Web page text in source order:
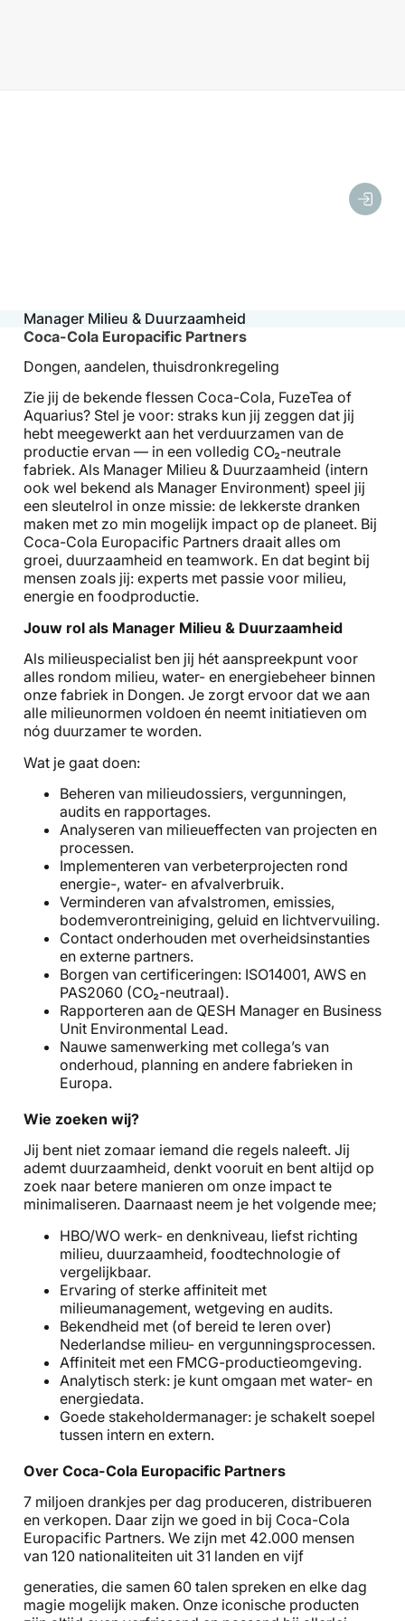
Manager Milieu & Duurzaamheid
Coca-Cola Europacific Partners
Dongen, aandelen, thuisdronkregeling
Zie jij de bekende flessen Coca-Cola, FuzeTea of
Aquarius? Stel je voor: straks kun jij zeggen dat jij
hebt meegewerkt aan het verduurzamen van de
productie ervan — in een volledig CO₂-neutrale
fabriek. Als Manager Milieu & Duurzaamheid (intern
ook wel bekend als Manager Environment) speel jij
een sleutelrol in onze missie: de lekkerste dranken
maken met zo min mogelijk impact op de planeet. Bij
Coca-Cola Europacific Partners draait alles om
groei, duurzaamheid en teamwork. En dat begint bij
mensen zoals jij: experts met passie voor milieu,
energie en foodproductie.
Jouw rol als Manager Milieu & Duurzaamheid
Als milieuspecialist ben jij hét aanspreekpunt voor
alles rondom milieu, water- en energiebeheer binnen
onze fabriek in Dongen. Je zorgt ervoor dat we aan
alle milieunormen voldoen én neemt initiatieven om
nóg duurzamer te worden.
Wat je gaat doen:
Beheren van milieudossiers, vergunningen,
audits en rapportages.
Analyseren van milieueffecten van projecten en
processen.
Implementeren van verbeterprojecten rond
energie-, water- en afvalverbruik.
Verminderen van afvalstromen, emissies,
bodemverontreiniging, geluid en lichtvervuiling.
Contact onderhouden met overheidsinstanties
en externe partners.
Borgen van certificeringen: ISO14001, AWS en
PAS2060 (CO₂-neutraal).
Rapporteren aan de QESH Manager en Business
Unit Environmental Lead.
Nauwe samenwerking met collega’s van
onderhoud, planning en andere fabrieken in
Europa.
Wie zoeken wij?
Jij bent niet zomaar iemand die regels naleeft. Jij
ademt duurzaamheid, denkt vooruit en bent altijd op
zoek naar betere manieren om onze impact te
minimaliseren. Daarnaast neem je het volgende mee;
HBO/WO werk- en denkniveau, liefst richting
milieu, duurzaamheid, foodtechnologie of
vergelijkbaar.
Ervaring of sterke affiniteit met
milieumanagement, wetgeving en audits.
Bekendheid met (of bereid te leren over)
Nederlandse milieu- en vergunningsprocessen.
Affiniteit met een FMCG-productieomgeving.
Analytisch sterk: je kunt omgaan met water- en
energiedata.
Goede stakeholdermanager: je schakelt soepel
tussen intern en extern.
Over Coca-Cola Europacific Partners
7 miljoen drankjes per dag produceren, distribueren
en verkopen. Daar zijn we goed in bij Coca-Cola
Europacific Partners. We zijn met 42.000 mensen
van 120 nationaliteiten uit 31 landen en vijf
generaties, die samen 60 talen spreken en elke dag
magie mogelijk maken. Onze iconische producten